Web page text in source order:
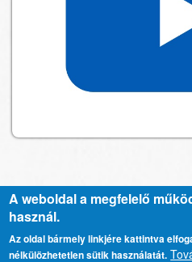
Lábléc
Kapcsolat
A weboldal a megfelelő
használ.
Az oldal bármely linkjére kattintva
nélkülözhetetlen sütik használatát.